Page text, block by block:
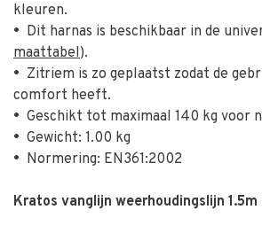
kleuren.
• Dit harnas is beschikbaar in de
maattabel).
• Zitriem is zo geplaatst zodat de
comfort heeft.
• Geschikt tot maximaal 140 kg voor
• Gewicht: 1.00 kg
• Normering: EN361:2002
Kratos vanglijn weerhoudingslijn 1.5m